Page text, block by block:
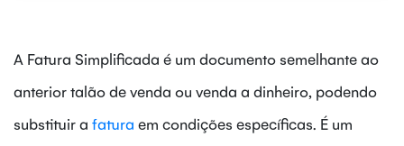
A Fatura Simplificada é um documento semelhante ao
anterior talão de venda ou venda a dinheiro, podendo
substituir a fatura em condições específicas. É um